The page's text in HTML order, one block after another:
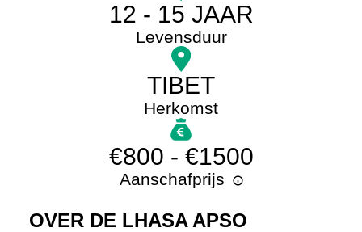
12 - 15 JAAR
Levensduur
TIBET
Herkomst
€800 - €1500
Aanschafprijs
OVER DE LHASA APSO